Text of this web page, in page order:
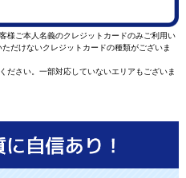
様ご本人名義のクレジットカードのみご利用い
だけないクレジットカードの種類がございま
ださい。一部対応していないエリアもございま